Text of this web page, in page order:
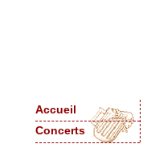
Accueil
Concerts